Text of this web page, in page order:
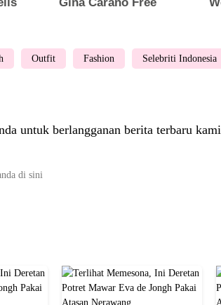
Outfit Fashion Selebriti Indonesia
untuk berlangganan berita terbaru kami